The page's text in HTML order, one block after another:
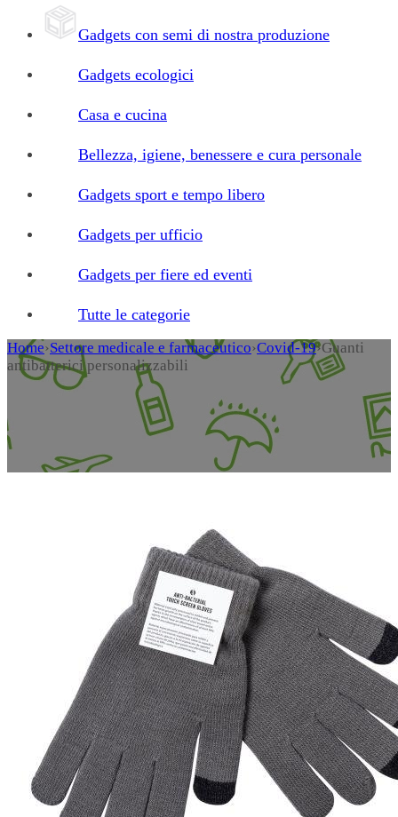
Gadgets con semi di nostra produzione
Gadgets ecologici
Casa e cucina
Bellezza, igiene, benessere e cura personale
Gadgets sport e tempo libero
Gadgets per ufficio
Gadgets per fiere ed eventi
Tutte le categorie
Home›Settore medicale e farmaceutico›Covid-19›Guanti
antibatterici personalizzabili